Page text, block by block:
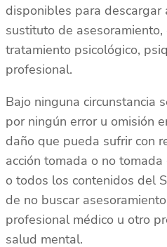
disponibles para descargar
sustituto de
tratamiento psicológico,
profesional.
Bajo ninguna circunstancia
por ningún error u omisión
daño que pueda sufrir con
acción tomada o no
o todos los contenidos del
de no buscar
profesional médico u otro
salud mental.